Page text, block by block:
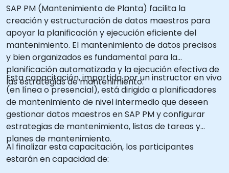
SAP PM (Mantenimiento de Planta) facilita la
creación y estructuración de datos maestros para
apoyar la planificación y ejecución eficiente del
mantenimiento. El mantenimiento de datos precisos
y bien organizados es fundamental para la
planificación automatizada y la ejecución efectiva de
las estrategias de mantenimiento.
Esta capacitación, impartida por un instructor en vivo
(en línea o presencial), está dirigida a planificadores
de mantenimiento de nivel intermedio que deseen
gestionar datos maestros en SAP PM y configurar
estrategias de mantenimiento, listas de tareas y
planes de mantenimiento.
Al finalizar esta capacitación, los participantes
estarán en capacidad de: